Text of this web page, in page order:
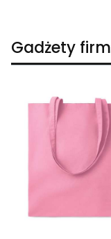
Gadżety